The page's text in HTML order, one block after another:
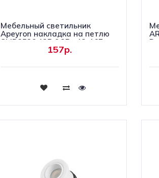
Мебельный светильник
Apeyron накладка на петлю
SMD3528 12В 0,3Вт 12-167
157р.
Купить